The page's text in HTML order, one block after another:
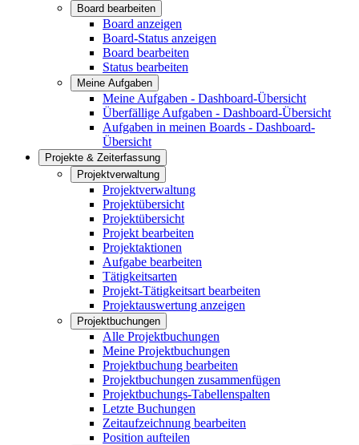
Board bearbeiten
Board anzeigen
Board-Status anzeigen
Board bearbeiten
Status bearbeiten
Meine Aufgaben
Meine Aufgaben - Dashboard-Übersicht
Überfällige Aufgaben - Dashboard-Übersicht
Aufgaben in meinen Boards - Dashboard-
Übersicht
Projekte & Zeiterfassung
Projektverwaltung
Projektverwaltung
Projektübersicht
Projektübersicht
Projekt bearbeiten
Projektaktionen
Aufgabe bearbeiten
Tätigkeitsarten
Projekt-Tätigkeitsart bearbeiten
Projektauswertung anzeigen
Projektbuchungen
Alle Projektbuchungen
Meine Projektbuchungen
Projektbuchung bearbeiten
Projektbuchungen zusammenfügen
Projektbuchungs-Tabellenspalten
Letzte Buchungen
Zeitaufzeichnung bearbeiten
Position aufteilen